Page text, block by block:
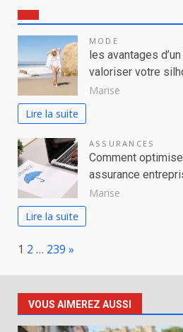
MODE
les avantages
valoriser votre
Marise
Lire la suite
ASSURANCES
Comment
assurance
Marise
Lire la suite
Page:
1 2 … 239 Next
»
VOUS AIMEREZ AUSSI